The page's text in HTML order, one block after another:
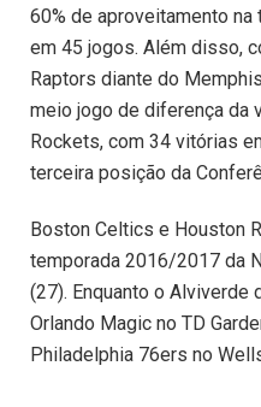
60% de aproveitamento
em 45 jogos. Além disso,
Raptors diante do
meio jogo de diferença da
Rockets, com 34 vitórias
terceira posição da
Boston Celtics e Houston
temporada 2016/2017 da
(27). Enquanto o
Orlando Magic no TD
Philadelphia 76ers no